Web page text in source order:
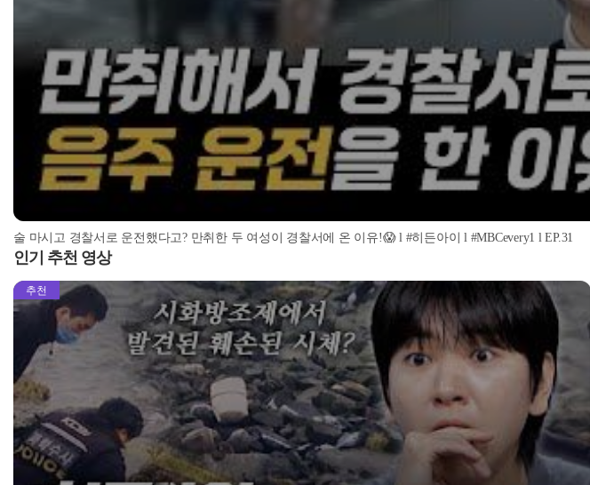
술 마시고 경찰서로 운전했다고? 만취한 두 여성이 경찰서에 온 이유!😱 l #히든아이 l #MBCevery1 l EP.31
인기 추천 영상
추천